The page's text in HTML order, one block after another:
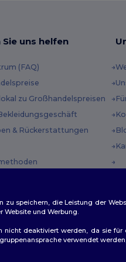
Sie uns helfen
(FAQ)
zu Großhandelspreisen
& Rückerstattungen
speichern, die Leistung der
Website und Werbung.
nicht deaktiviert werden, da sie
verwendet